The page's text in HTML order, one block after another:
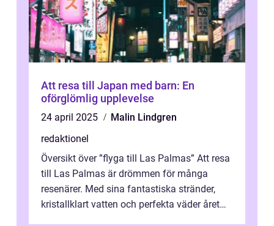
Att resa till Japan med barn: En
oförglömlig upplevelse
24 april 2025
Malin Lindgren
redaktionel
Översikt över ”flyga till Las Palmas” Att resa
till Las Palmas är drömmen för många
resenärer. Med sina fantastiska stränder,
kristallklart vatten och perfekta väder året